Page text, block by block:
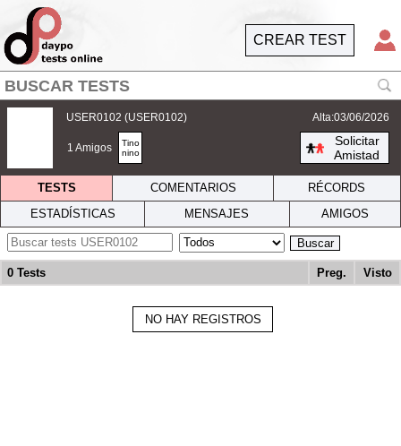
CREAR TEST
USER0102 (USER0102)
1 Amigos
Tino
nino
Alta:03/06/2026
Solicitar
Amistad
TESTS COMENTARIOS
RÉCORDS
ESTADÍSTICAS
MENSAJES AMIGOS
Buscar
0 Tests Preg. Visto
NO HAY REGISTROS